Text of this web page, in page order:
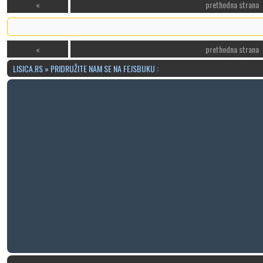
«
prethodna strana
«
prethodna strana
LISICA.RS » PRIDRUŽITE NAM SE NA FEJSBUKU :